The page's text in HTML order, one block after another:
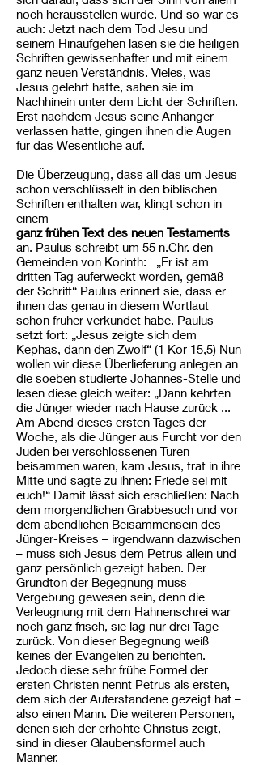
noch herausstellen würde. Und so war es
auch: Jetzt nach dem Tod Jesu und
seinem Hinaufgehen lasen sie die heiligen
Schriften gewissenhafter und mit einem
ganz neuen Verständnis. Vieles, was
Jesus gelehrt hatte, sahen sie im
Nachhinein unter dem Licht der Schriften.
Erst nachdem Jesus seine Anhänger
verlassen hatte, gingen ihnen die Augen
für das Wesentliche auf.
Die Überzeugung, dass all das um Jesus
schon verschlüsselt in den biblischen
Schriften enthalten war, klingt schon in
einem
ganz frühen Text des neuen Testaments
an. Paulus schreibt um 55 n.Chr. den
Gemeinden von Korinth: „Er ist am
dritten Tag auferweckt worden, gemäß
der Schrift“ Paulus erinnert sie, dass er
ihnen das genau in diesem Wortlaut
schon früher verkündet habe. Paulus
setzt fort: „Jesus zeigte sich dem
Kephas, dann den Zwölf“ (1 Kor 15,5) Nun
wollen wir diese Überlieferung anlegen an
die soeben studierte Johannes-Stelle und
lesen diese gleich weiter: „Dann kehrten
die Jünger wieder nach Hause zurück ...
Am Abend dieses ersten Tages der
Woche, als die Jünger aus Furcht vor den
Juden bei verschlossenen Türen
beisammen waren, kam Jesus, trat in ihre
Mitte und sagte zu ihnen: Friede sei mit
euch!“ Damit lässt sich erschließen: Nach
dem morgendlichen Grabbesuch und vor
dem abendlichen Beisammensein des
Jünger-Kreises – irgendwann dazwischen
– muss sich Jesus dem Petrus allein und
ganz persönlich gezeigt haben. Der
Grundton der Begegnung muss
Vergebung gewesen sein, denn die
Verleugnung mit dem Hahnenschrei war
noch ganz frisch, sie lag nur drei Tage
zurück. Von dieser Begegnung weiß
keines der Evangelien zu berichten.
Jedoch diese sehr frühe Formel der
ersten Christen nennt Petrus als ersten,
dem sich der Auferstandene gezeigt hat –
also einen Mann. Die weiteren Personen,
denen sich der erhöhte Christus zeigt,
sind in dieser Glaubensformel auch
Männer.